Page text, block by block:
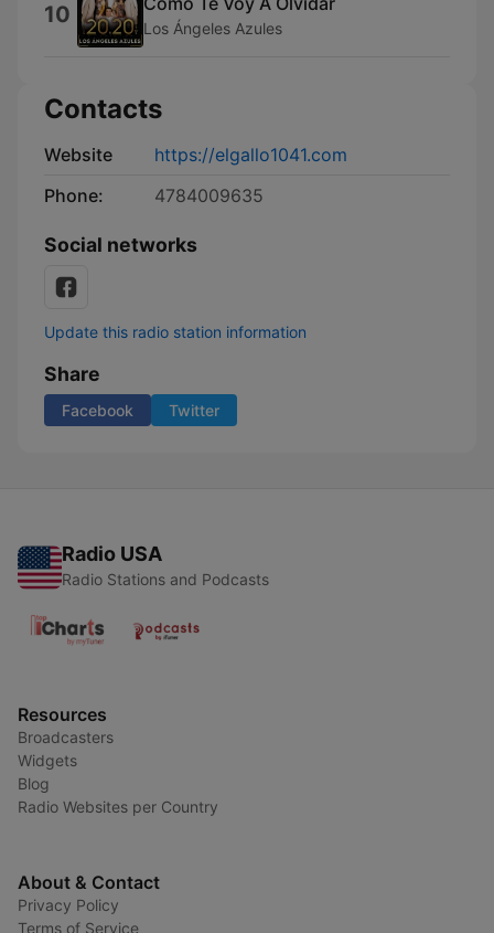
10 Los Ángeles Azules
Contacts
Website
https://elgallo1041.com
Phone:
4784009635
Social networks
Update this radio station information
Share
Facebook Twitter
Radio USA
Radio Stations and Podcasts
Resources
Broadcasters
Widgets
Blog
Radio Websites per Country
About & Contact
Privacy Policy
Terms of Service